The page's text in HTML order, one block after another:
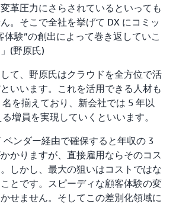
革圧力にさらされているといっても
。そこで全社を挙げて DX にコミッ
体験”の創出によって巻き返していこ
(野原氏)
て、野原氏はクラウドを全方位で活
いいます。これを活用できる人材も
を揃えており、新会社では 5 年以
増員を実現していくといいます。
ベンダー経由で確保すると年収の 3
かりますが、直接雇用ならそのコス
しかし、最大の狙いはコストではな
とです。スピーディな顧客体験の変
せません。そしてこの差別化領域に